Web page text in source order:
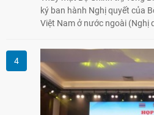
ký ban hành Nghị quyết của
Việt Nam ở nước ngoài (Nghị